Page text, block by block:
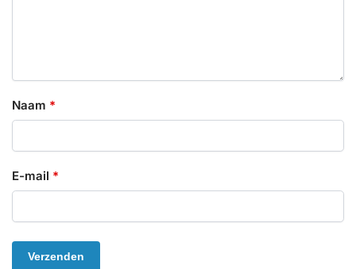
Naam *
E-mail *